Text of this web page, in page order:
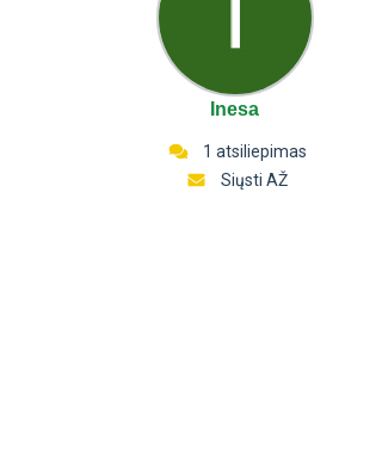
Inesa
1 atsiliepimas
Siųsti AŽ